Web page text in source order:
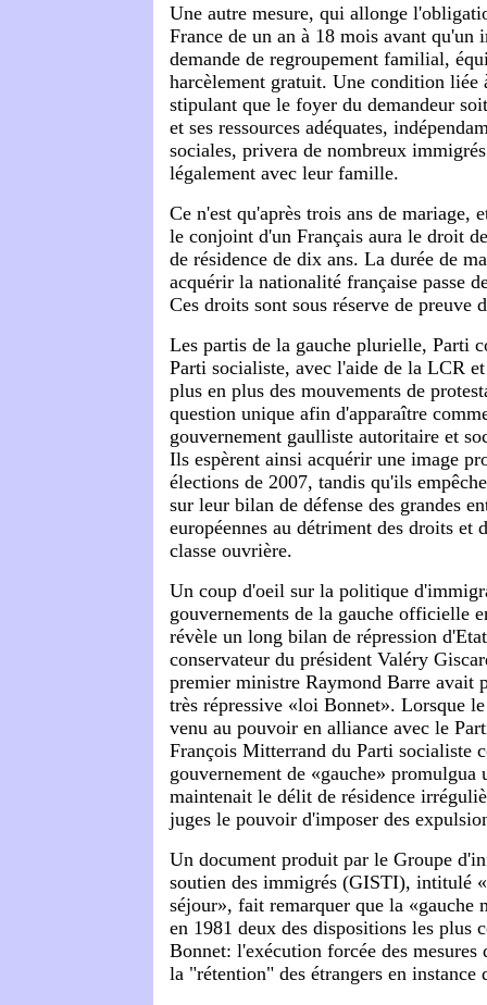
Une autre mesure, qui allonge
France de un an à 18 mois avant qu'un
demande de regroupement familial,
harcèlement gratuit. Une condition liée
stipulant que le foyer du demandeur
et ses ressources adéquates,
sociales, privera de nombreux
légalement avec leur famille.
Ce n'est qu'après trois ans de mariage,
le conjoint d'un Français aura le droit
de résidence de dix ans. La durée de
acquérir la nationalité française passe
Ces droits sont sous réserve de preuve
Les partis de la gauche plurielle, Parti
Parti socialiste, avec l'aide de la LCR
plus en plus des mouvements de
question unique afin d'apparaître
gouvernement gaulliste autoritaire et
Ils espèrent ainsi acquérir une image
élections de 2007, tandis qu'ils
sur leur bilan de défense des grandes
européennes au détriment des droits et
classe ouvrière.
Un coup d'oeil sur la politique
gouvernements de la gauche officielle
révèle un long bilan de répression
conservateur du président Valéry
premier ministre Raymond Barre avait
très répressive «loi Bonnet». Lorsque
venu au pouvoir en alliance avec le
François Mitterrand du Parti socialiste
gouvernement de «gauche»
maintenait le délit de résidence
juges le pouvoir d'imposer des
Un document produit par le Groupe
soutien des immigrés (GISTI), intitulé
séjour», fait remarquer que la «gauche
en 1981 deux des dispositions les plus
Bonnet: l'exécution forcée des mesures
la "rétention" des étrangers en instance